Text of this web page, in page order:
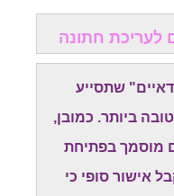
לעריכת חתונה
שתסייע
ביותר. כמובן,
מוסמך בפתיחת
אישור סופי כי